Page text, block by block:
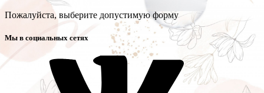
Пожалуйста, выберите допустимую форму
Мы в социальных сетях